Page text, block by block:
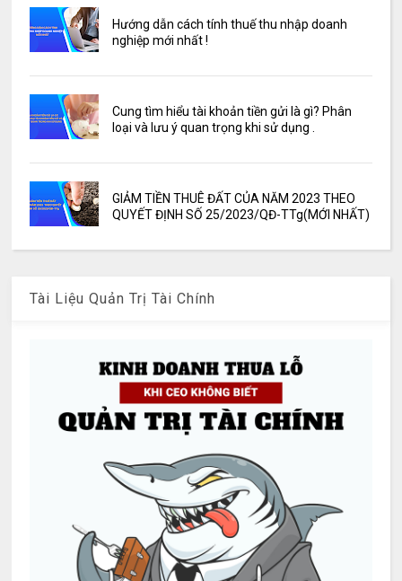
Hướng dẫn cách tính thuế thu nhập doanh
nghiệp mới nhất !
Cung tìm hiểu tài khoản tiền gửi là gì? Phân
loại và lưu ý quan trọng khi sử dụng .
GIẢM TIỀN THUÊ ĐẤT CỦA NĂM 2023 THEO
QUYẾT ĐỊNH SỐ 25/2023/QĐ-TTg(MỚI NHẤT)
Tài Liệu Quản Trị Tài Chính